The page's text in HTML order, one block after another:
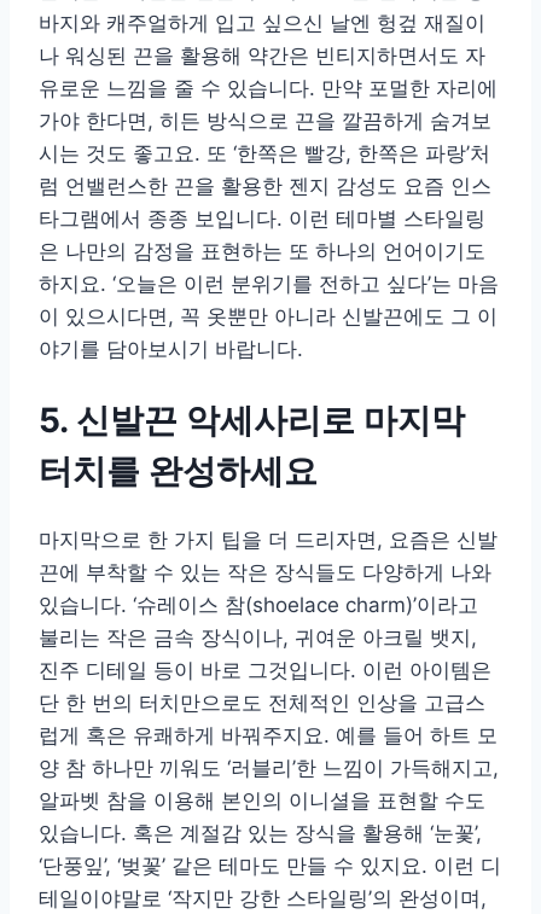
바지와 캐주얼하게 입고 싶으신 날엔 헝겊 재질이
나 워싱된 끈을 활용해 약간은 빈티지하면서도 자
유로운 느낌을 줄 수 있습니다. 만약 포멀한 자리에
가야 한다면, 히든 방식으로 끈을 깔끔하게 숨겨보
시는 것도 좋고요. 또 ‘한쪽은 빨강, 한쪽은 파랑’처
럼 언밸런스한 끈을 활용한 젠지 감성도 요즘 인스
타그램에서 종종 보입니다. 이런 테마별 스타일링
은 나만의 감정을 표현하는 또 하나의 언어이기도
하지요. ‘오늘은 이런 분위기를 전하고 싶다’는 마음
이 있으시다면, 꼭 옷뿐만 아니라 신발끈에도 그 이
야기를 담아보시기 바랍니다.
5. 신발끈 악세사리로 마지막
터치를 완성하세요
마지막으로 한 가지 팁을 더 드리자면, 요즘은 신발
끈에 부착할 수 있는 작은 장식들도 다양하게 나와
있습니다. ‘슈레이스 참(shoelace charm)’이라고
불리는 작은 금속 장식이나, 귀여운 아크릴 뱃지,
진주 디테일 등이 바로 그것입니다. 이런 아이템은
단 한 번의 터치만으로도 전체적인 인상을 고급스
럽게 혹은 유쾌하게 바꿔주지요. 예를 들어 하트 모
양 참 하나만 끼워도 ‘러블리’한 느낌이 가득해지고,
알파벳 참을 이용해 본인의 이니셜을 표현할 수도
있습니다. 혹은 계절감 있는 장식을 활용해 ‘눈꽃’,
‘단풍잎’, ‘벚꽃’ 같은 테마도 만들 수 있지요. 이런 디
테일이야말로 ‘작지만 강한 스타일링’의 완성이며,